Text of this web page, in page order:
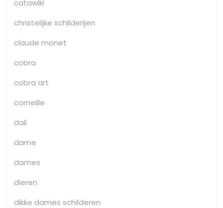
catawiki
christelijke schilderijen
claude monet
cobra
cobra art
corneille
dali
dame
dames
dieren
dikke dames schilderen